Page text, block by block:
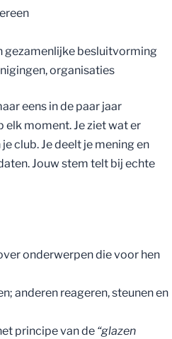
besluitvorming
organisaties
eens in de paar jaar
elk moment. Je ziet wat er
club. Je deelt je mening en
Jouw stem telt bij echte
onderwerpen die voor hen
anderen reageren, steunen en
principe van de “glazen